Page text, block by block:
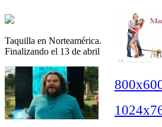
Taquilla en Norteamérica.
Finalizando el 13 de abril